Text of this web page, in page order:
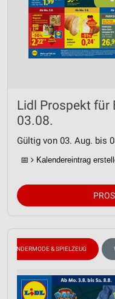
Lidl Prospekt für
03.08.
Gültig von 03. Aug. bis
📅 Kalendereintrag
KINDERMODE & SPIELZEUG